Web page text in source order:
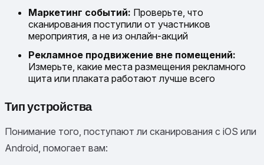
Маркетинг событий: Проверьте, что
сканирования поступили от участников
мероприятия, а не из онлайн-акций
Рекламное продвижение вне помещений:
Измерьте, какие места размещения рекламного
щита или плаката работают лучше всего
Тип устройства
Понимание того, поступают ли сканирования с iOS или
Android, помогает вам: